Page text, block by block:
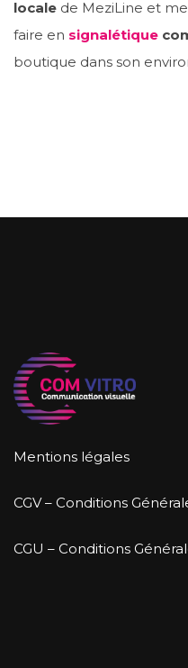
locale de MeziLine et
faire en signalétique
boutique dans son
Mentions légales
CGV – Conditions
CGU – Conditions